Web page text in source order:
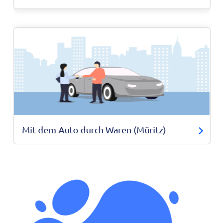
Mit dem Auto durch Waren (Müritz)